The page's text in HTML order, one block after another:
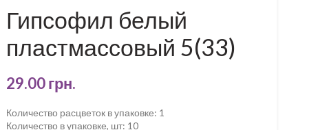
Гипсофил белый
пластмассовый 5(33)
29.00грн.
Количество расцветок в упаковке: 1
Количество в упаковке, шт: 10